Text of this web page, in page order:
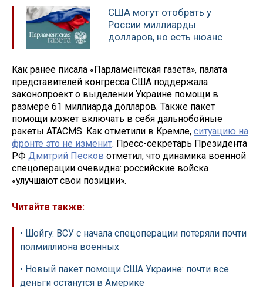
США могут отобрать у
России миллиарды
долларов, но есть нюанс
Как ранее писала «Парламентская газета», палата
представителей конгресса США поддержала
законопроект о выделении Украине помощи в
размере 61 миллиарда долларов. Также пакет
помощи может включать в себя дальнобойные
ракеты ATACMS. Как отметили в Кремле, ситуацию на
фронте это не изменит. Пресс-секретарь Президента
РФ Дмитрий Песков отметил, что динамика военной
спецоперации очевидна: российские войска
«улучшают свои позиции».
Читайте также:
• Шойгу: ВСУ с начала спецоперации потеряли почти
полмиллиона военных
• Новый пакет помощи США Украине: почти все
деньги останутся в Америке